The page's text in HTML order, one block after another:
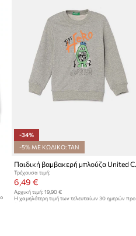
-34%
-5% ΜΕ ΚΩΔΙΚΟ: TAN
Τρέχουσα τιμή:
6,49 €
Αρχική τιμή: 19,90 €
Η χαμηλότερη τιμή των τελευταίων 30 ημερών προ